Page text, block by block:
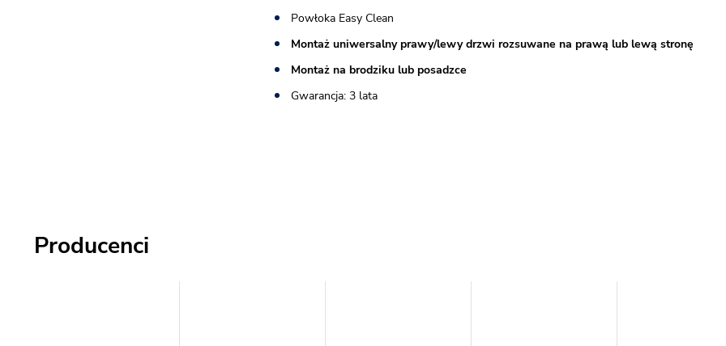
Powłoka Easy Clean
Montaż uniwersalny prawy/lewy drzwi rozsuwane na prawą lub lewą stronę
Montaż na brodziku lub posadzce
Gwarancja: 3 lata
Producenci